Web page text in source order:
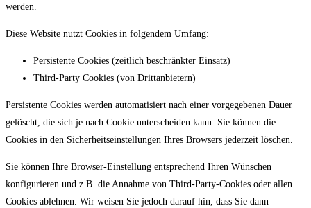
werden.
Diese Website nutzt Cookies in folgendem Umfang:
Persistente Cookies (zeitlich beschränkter Einsatz)
Third-Party Cookies (von Drittanbietern)
Persistente Cookies werden automatisiert nach einer vorgegebenen Dauer
gelöscht, die sich je nach Cookie unterscheiden kann. Sie können die
Cookies in den Sicherheitseinstellungen Ihres Browsers jederzeit löschen.
Sie können Ihre Browser-Einstellung entsprechend Ihren Wünschen
konfigurieren und z.B. die Annahme von Third-Party-Cookies oder allen
Cookies ablehnen. Wir weisen Sie jedoch darauf hin, dass Sie dann